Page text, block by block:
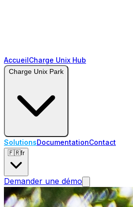
AccueilCharge Unix Hub
SolutionsDocumentationContact
🇫🇷fr
Demander une démo